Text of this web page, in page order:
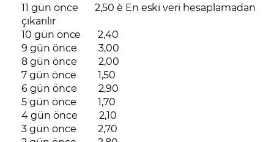
11 gün önce 2,50 è En eski veri hesaplamadan
çıkarılır
10 gün önce 2,40
9 gün önce 3,00
8 gün önce 2,00
7 gün önce 1,50
6 gün önce 2,90
5 gün önce 1,70
4 gün önce 2,10
3 gün önce 2,70